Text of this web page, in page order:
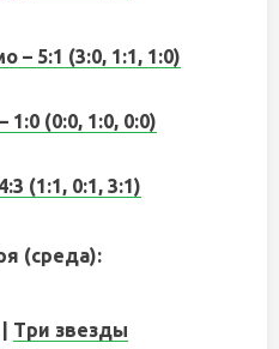
– 5:1 (3:0, 1:1, 1:0)
(0:0, 1:0, 0:0)
(1:1, 0:1, 3:1)
(среда):
Три звезды